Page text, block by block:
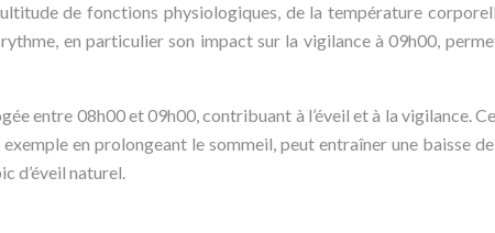
de fonctions physiologiques, de la température
en particulier son impact sur la vigilance à 09h00,
entre 08h00 et 09h00, contribuant à l’éveil et à la vigilance.
en prolongeant le sommeil, peut entraîner une baisse
d’éveil naturel.